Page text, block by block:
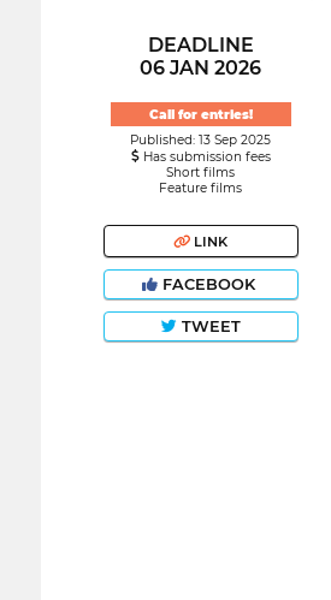
DEADLINE
06 JAN 2026
Call for entries!
Published: 13 Sep 2025
Has submission fees
Short films
Feature films
LINK
FACEBOOK
TWEET